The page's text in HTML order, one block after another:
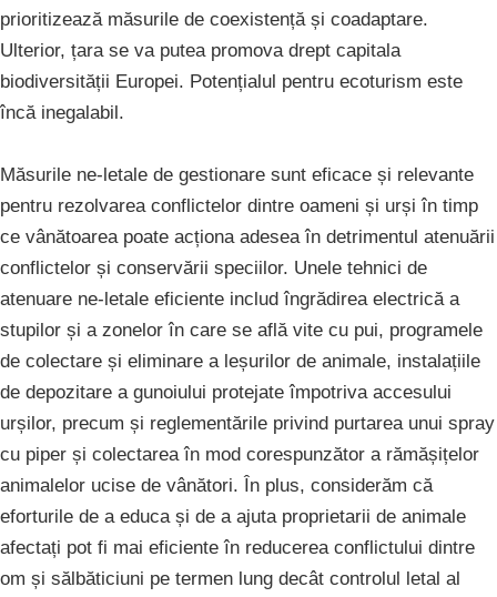
prioritizează măsurile de coexistență și coadaptare.
Ulterior, țara se va putea promova drept capitala
biodiversității Europei. Potențialul pentru ecoturism este
încă inegalabil.
Măsurile ne-letale de gestionare sunt eficace și relevante
pentru rezolvarea conflictelor dintre oameni și urși în timp
ce vânătoarea poate acționa adesea în detrimentul atenuării
conflictelor și conservării speciilor. Unele tehnici de
atenuare ne-letale eficiente includ îngrădirea electrică a
stupilor și a zonelor în care se află vite cu pui, programele
de colectare și eliminare a leșurilor de animale, instalațiile
de depozitare a gunoiului protejate împotriva accesului
urșilor, precum și reglementările privind purtarea unui spray
cu piper și colectarea în mod corespunzător a rămășițelor
animalelor ucise de vânători. În plus, considerăm că
eforturile de a educa și de a ajuta proprietarii de animale
afectați pot fi mai eficiente în reducerea conflictului dintre
om și sălbăticiuni pe termen lung decât controlul letal al